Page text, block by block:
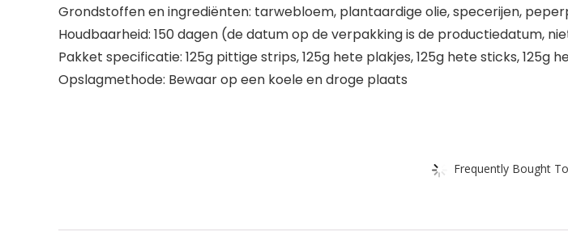
Grondstoffen en ingrediënten: tarwebloem, plantaardige olie, specerijen,
Houdbaarheid: 150 dagen (de datum op de verpakking is de productiedatum,
Pakket specificatie: 125g pittige strips, 125g hete plakjes, 125g hete sticks, 125g
Opslagmethode: Bewaar op een koele en droge plaats
Frequently Bought